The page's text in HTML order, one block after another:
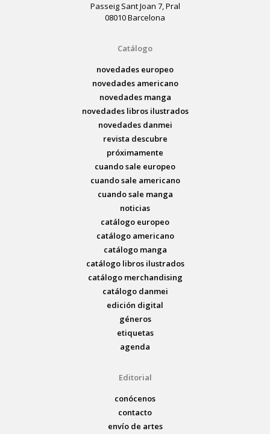
Passeig Sant Joan 7, Pral
08010 Barcelona
Catálogo
novedades europeo
novedades americano
novedades manga
novedades libros ilustrados
novedades danmei
revista descubre
próximamente
cuando sale europeo
cuando sale americano
cuando sale manga
noticias
catálogo europeo
catálogo americano
catálogo manga
catálogo libros ilustrados
catálogo merchandising
catálogo danmei
edición digital
géneros
etiquetas
agenda
Editorial
conócenos
contacto
envío de artes